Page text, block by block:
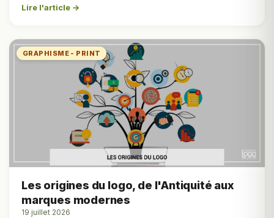
Lire l'article →
GRAPHISME - PRINT
Les origines du logo, de l'Antiquité aux
marques modernes
19 juillet 2026